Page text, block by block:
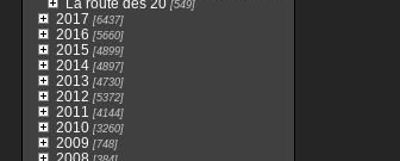
[549]
2017 [6437]
2016 [5660]
2015 [4899]
2014[4897]
2013 [4730]
2012 [5372]
2011 [4144]
2010[3260]
2009 [748]